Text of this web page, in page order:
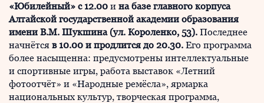
«Юбилейный» с 12.00 и на базе главного корпуса
Алтайской государственной академии образования
имени В.М. Шукшина (ул. Короленко, 53). Последнее
начнётся в 10.00 и продлится до 20.30. Его программа
более насыщенна: предусмотрены интеллектуальные
и спортивные игры, работа выставок «Летний
фотоотчёт» и «Народные ремёсла», ярмарка
национальных культур, творческая программа,